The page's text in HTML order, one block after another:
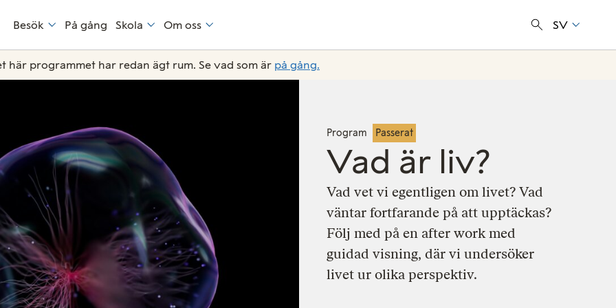
Besök På gång Skola Om oss SV
här programmet har redan ägt rum. Se vad som är på gång.
Program Passerat
Vad är liv?
Vad vet vi egentligen om livet? Vad
väntar fortfarande på att upptäckas?
Följ med på en after work med
guidad visning, där vi undersöker
livet ur olika perspektiv.